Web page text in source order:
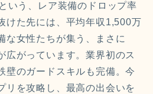
いう、レア装備のドロップ率
けた先には、平均年収1,500万
な女性たちが集う、まさに
広がっています。業界初のス
壁のガードスキルも完備。今
リを攻略し、最高の出会いを